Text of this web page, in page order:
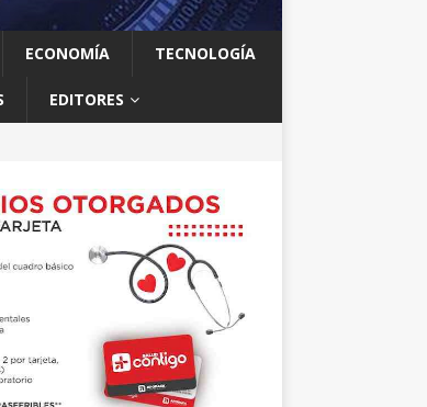
ECONOMÍA TECNOLOGÍA
EDITORES